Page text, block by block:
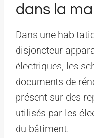
dans la
Dans une
disjoncteur
électriques, les
documents de
présent sur des
utilisés par les
du bâtiment.